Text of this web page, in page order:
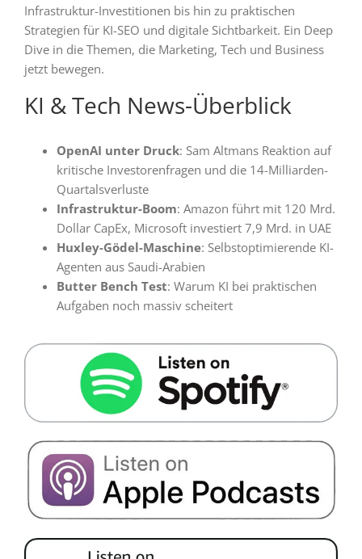
Infrastruktur-Investitionen bis hin zu praktischen
Strategien für KI-SEO und digitale Sichtbarkeit. Ein Deep
Dive in die Themen, die Marketing, Tech und Business
jetzt bewegen.
KI & Tech News-Überblick
OpenAI unter Druck: Sam Altmans Reaktion auf
kritische Investorenfragen und die 14-Milliarden-
Quartalsverluste
Infrastruktur-Boom: Amazon führt mit 120 Mrd.
Dollar CapEx, Microsoft investiert 7,9 Mrd. in UAE
Huxley-Gödel-Maschine: Selbstoptimierende KI-
Agenten aus Saudi-Arabien
Butter Bench Test: Warum KI bei praktischen
Aufgaben noch massiv scheitert